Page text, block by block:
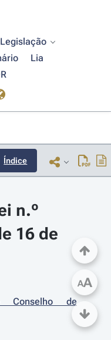
Legislação
Lia
Índice
n.º
16 de
Conselho de
AA